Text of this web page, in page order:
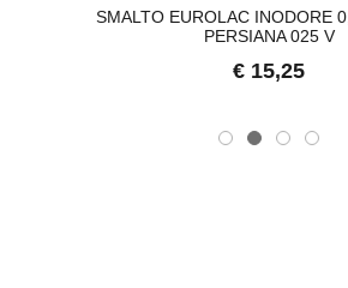
SMALTO EUROLAC INODORE
PERSIANA 025 V
€ 15,25